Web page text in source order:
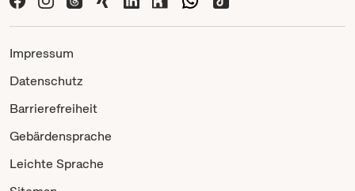
Impressum
Datenschutz
Barrierefreiheit
Gebärdensprache
Leichte Sprache